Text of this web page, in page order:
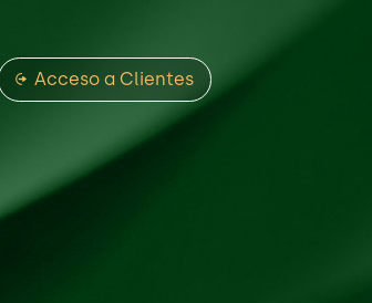
Acceso a Clientes